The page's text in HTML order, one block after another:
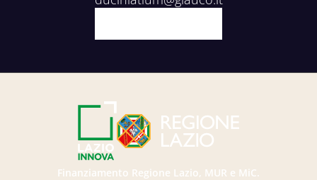
Finanziamento Regione Lazio, MUR e MiC.